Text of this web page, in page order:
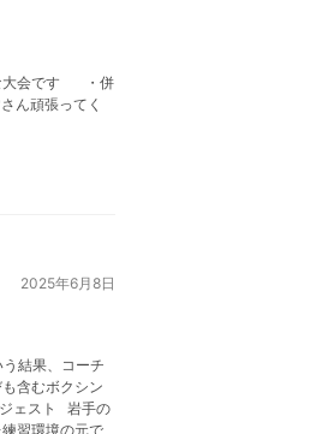
す ・併
ん頑張ってく
2025年6月8日
結果、コーチ
含むボクシン
ェスト 岩手の
習環境の元で